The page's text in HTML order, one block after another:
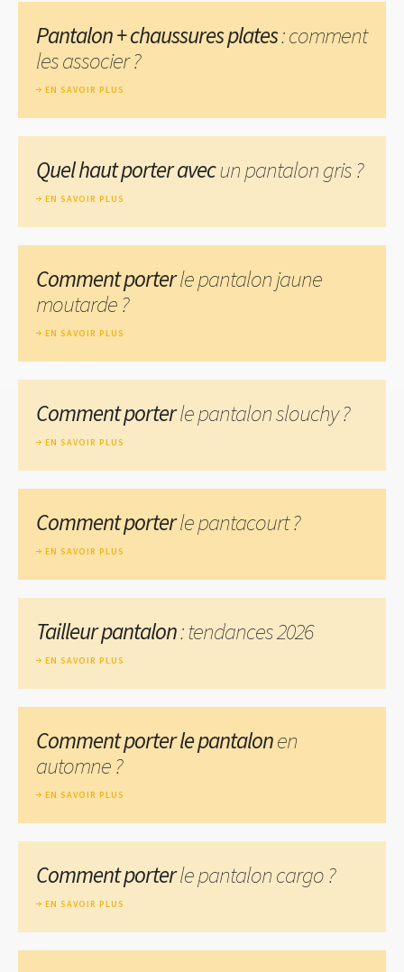
Pantalon + chaussures plates: comment
les associer ?
EN SAVOIR PLUS
Quel haut porter avecun pantalon gris ?
EN SAVOIR PLUS
Comment porterle pantalon jaune
moutarde ?
EN SAVOIR PLUS
Comment porterle pantalon slouchy ?
EN SAVOIR PLUS
Comment porterle pantacourt ?
EN SAVOIR PLUS
Tailleur pantalon: tendances 2026
EN SAVOIR PLUS
Comment porter le pantalonen
automne ?
EN SAVOIR PLUS
Comment porterle pantalon cargo ?
EN SAVOIR PLUS